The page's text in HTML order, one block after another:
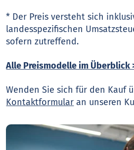
* Der Preis versteht sich
landesspezifischen
sofern zutreffend.
Alle Preismodelle im Überblick
Wenden Sie sich für den Kauf
Kontaktformular an unseren